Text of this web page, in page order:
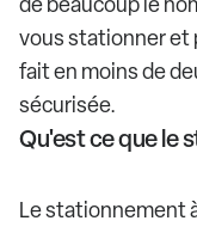
vous stationner et
fait en moins de
sécurisée.
Qu'est ce que le
Le stationnement